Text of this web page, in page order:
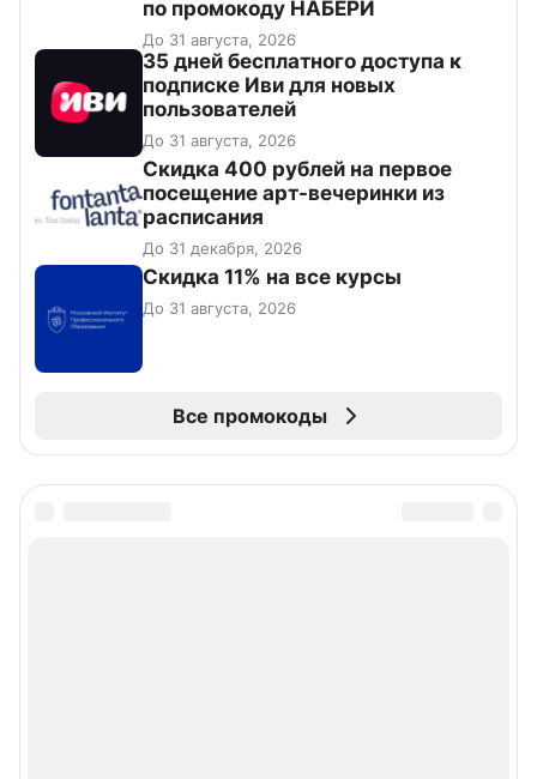
по промокоду НАБЕРИ
До 31 августа, 2026
35 дней бесплатного доступа к
подписке Иви для новых
пользователей
До 31 августа, 2026
Cкидка 400 рублей на первое
посещение арт-вечеринки из
расписания
До 31 декабря, 2026
Скидка 11% на все курсы
До 31 августа, 2026
Все промокоды